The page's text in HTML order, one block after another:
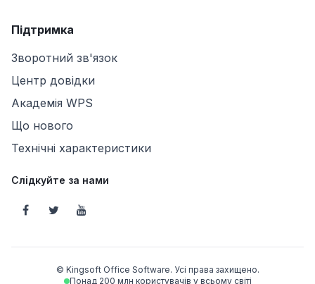
Підтримка
Зворотний зв'язок
Центр довідки
Академія WPS
Що нового
Технічні характеристики
Слідкуйте за нами
© Kingsoft Office Software. Усі права захищено.
Понад 200 млн користувачів у всьому світі